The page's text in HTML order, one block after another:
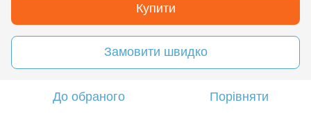
Купити
Замовити швидко
До обраного Порівняти